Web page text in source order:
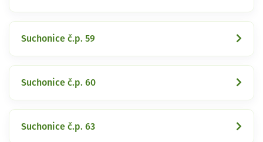
Suchonice č.p. 59
Suchonice č.p. 60
Suchonice č.p. 63